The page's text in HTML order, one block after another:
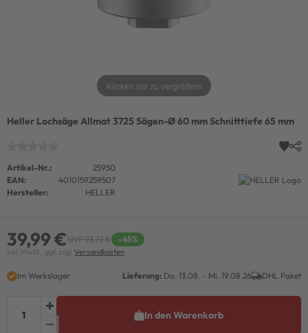
Klicken um zu vergrößern
Heller Lochsäge Allmat 3725 Sägen-Ø 60 mm Schnitttiefe 65 mm
Artikel-Nr.:
25950
EAN:
4010159259507
Hersteller:
HELLER
39,99 €UVP 73,72 € -45%
inkl. MwSt., ggf. zzgl. Versandkosten
Im Werkslager Lieferung: Do. 13.08. - Mi. 19.08.26 DHL Paket
In den Warenkorb